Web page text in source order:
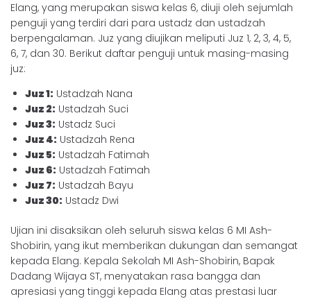
Elang, yang merupakan siswa kelas 6, diuji oleh sejumlah
penguji yang terdiri dari para ustadz dan ustadzah
berpengalaman. Juz yang diujikan meliputi Juz 1, 2, 3, 4, 5,
6, 7, dan 30. Berikut daftar penguji untuk masing-masing
juz:
Juz 1: Ustadzah Nana
Juz 2: Ustadzah Suci
Juz 3: Ustadz Suci
Juz 4: Ustadzah Rena
Juz 5: Ustadzah Fatimah
Juz 6: Ustadzah Fatimah
Juz 7: Ustadzah Bayu
Juz 30: Ustadz Dwi
Ujian ini disaksikan oleh seluruh siswa kelas 6 MI Ash-
Shobirin, yang ikut memberikan dukungan dan semangat
kepada Elang. Kepala Sekolah MI Ash-Shobirin, Bapak
Dadang Wijaya ST, menyatakan rasa bangga dan
apresiasi yang tinggi kepada Elang atas prestasi luar